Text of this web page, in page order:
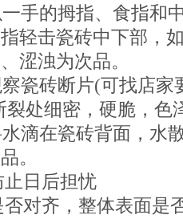
手的拇指、食指和
轻击瓷砖中下部，
涩浊为次品。
瓷砖断片(可找店家
处细密，硬脆，色
滴在瓷砖背面，水
。
日后担忧
对齐，整体表面是